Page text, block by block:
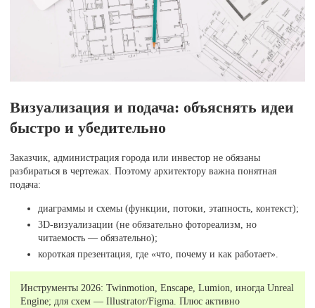
Визуализация и подача: объяснять идеи
быстро и убедительно
Заказчик, администрация города или инвестор не обязаны
разбираться в чертежах. Поэтому архитектору важна понятная
подача:
диаграммы и схемы (функции, потоки, этапность, контекст);
3D-визуализации (не обязательно фотореализм, но
читаемость — обязательно);
короткая презентация, где «что, почему и как работает».
Инструменты 2026: Twinmotion, Enscape, Lumion, иногда Unreal
Engine; для схем — Illustrator/Figma. Плюс активно